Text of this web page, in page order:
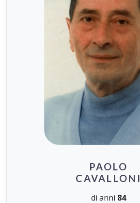
PAOLO
CAVALLONI
di anni 84